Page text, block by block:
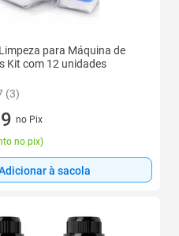
para Máquina de
Kit com 12 unidades
(3)
no Pix
no pix)
à sacola